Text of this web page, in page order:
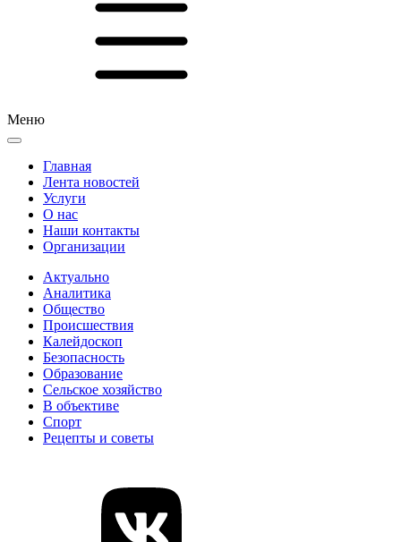
Меню
Главная
Лента новостей
Услуги
О нас
Наши контакты
Организации
Актуально
Аналитика
Общество
Происшествия
Калейдоскоп
Безопасность
Образование
Сельское хозяйство
В объективе
Спорт
Рецепты и советы